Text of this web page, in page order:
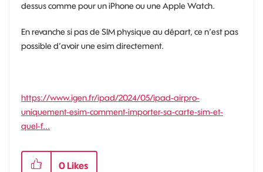
dessus comme pour un iPhone ou une Apple Watch.
En revanche si pas de SIM physique au départ, ce n’est pas
possible d’avoir une esim directement.
https://www.igen.fr/ipad/2024/05/ipad-airpro-
uniquement-esim-comment-importer-sa-carte-sim-et-
quel-f...
0 Likes